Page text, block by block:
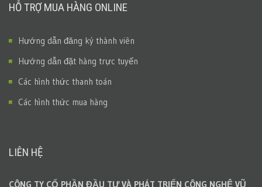
HỖ TRỢ MUA HÀNG ONLINE
Hướng dẫn đăng ký thành viên
Hướng dẫn đặt hàng trực tuyến
Các hình thức thanh toán
Các hình thức mua hàng
LIÊN HỆ
CÔNG TY CỔ PHẦN ĐẦU TƯ VÀ PHÁT TRIỂN CÔNG NGHỆ VŨ